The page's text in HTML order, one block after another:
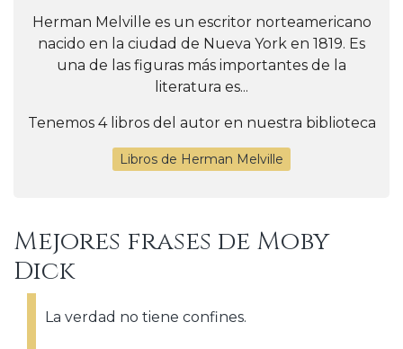
Herman Melville es un escritor norteamericano
nacido en la ciudad de Nueva York en 1819. Es
una de las figuras más importantes de la
literatura es...
Tenemos 4 libros del autor en nuestra biblioteca
Libros de Herman Melville
Mejores frases de Moby
Dick
La verdad no tiene confines.